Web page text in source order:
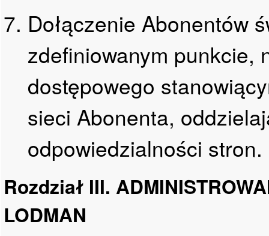
Dołączenie Abonentów
zdefiniowanym punkcie,
dostępowego
sieci Abonenta,
odpowiedzialności stron.
Rozdział III.
LODMAN